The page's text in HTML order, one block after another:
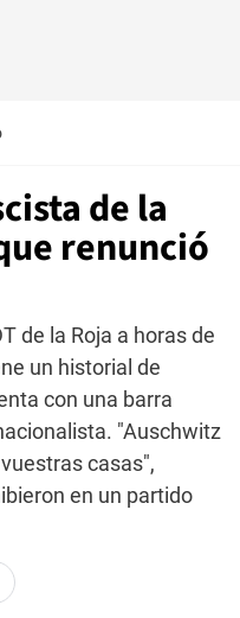
de la
renunció
de la Roja a horas de
un historial de
con una barra
"Auschwitz
casas",
en un partido